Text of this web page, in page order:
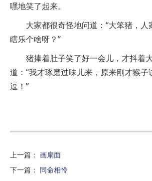
嘿地笑了起来。
大家都很奇怪地问道：“大笨猪，
瞎乐个啥呀？”
猪捧着肚子笑了好一会儿，才抖着
道：“我才琢磨过味儿来，原来刚才猴子
逗！”
上一篇 ： 画扇面
下一篇 ： 同命相怜